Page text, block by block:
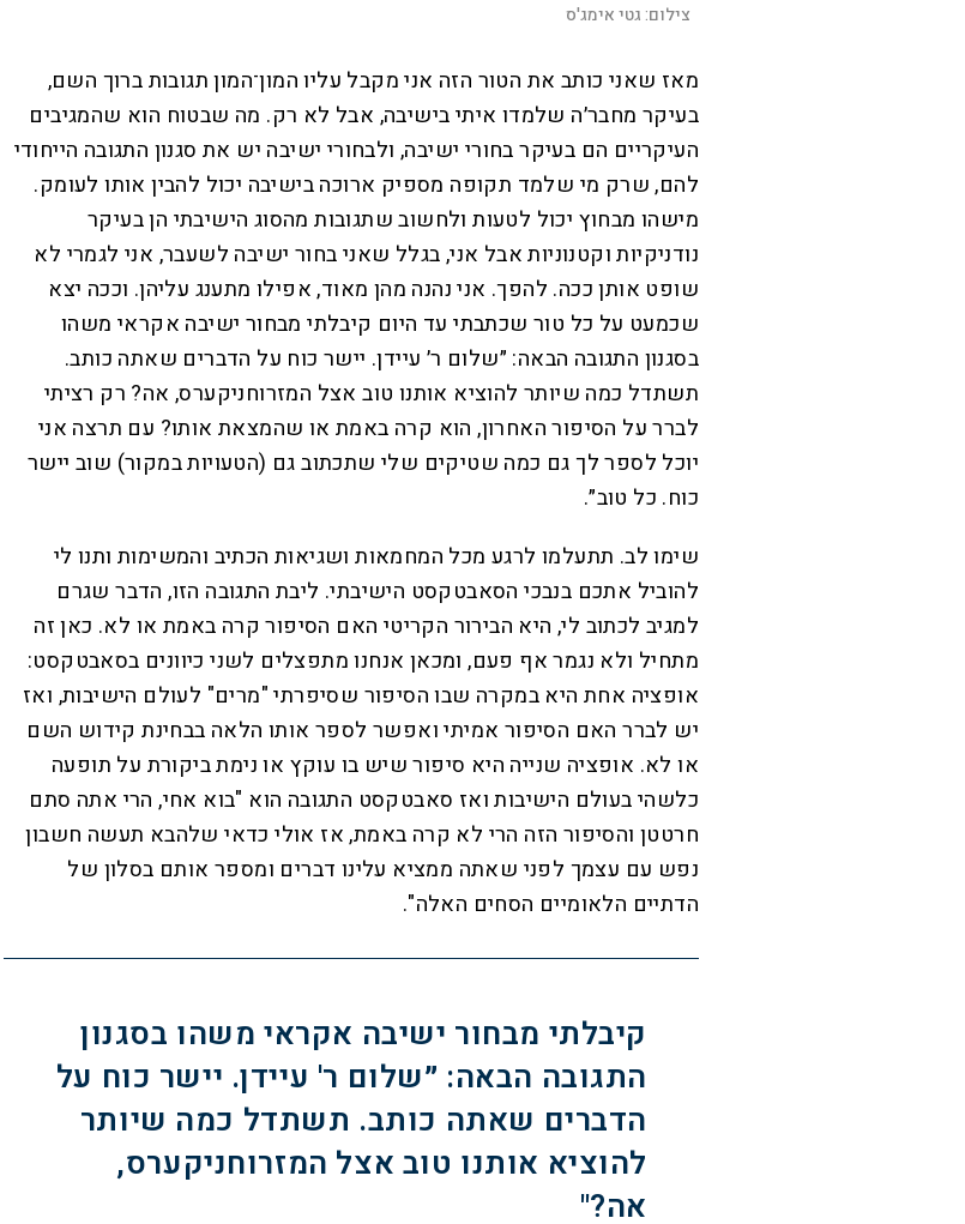
צילום:גטי אימג'ס
מאז שאני כותב את הטור הזה אני מקבל עליו המון־המון תגובות ברוך השם,
בעיקר מחבר׳ה שלמדו איתי בישיבה, אבל לא רק. מה שבטוח הוא שהמגיבים
העיקריים הם בעיקר בחורי ישיבה, ולבחורי ישיבה יש את סגנון התגובה הייחודי
להם, שרק מי שלמד תקופה מספיק ארוכה בישיבה יכול להבין אותו לעומק.
מישהו מבחוץ יכול לטעות ולחשוב שתגובות מהסוג הישיבתי הן בעיקר
נודניקיות וקטנוניות אבל אני, בגלל שאני בחור ישיבה לשעבר, אני לגמרי לא
שופט אותן ככה. להפך. אני נהנה מהן מאוד, אפילו מתענג עליהן. וככה יצא
שכמעט על כל טור שכתבתי עד היום קיבלתי מבחור ישיבה אקראי משהו
בסגנון התגובה הבאה: ״שלום ר׳ עיידן. יישר כוח על הדברים שאתה כותב.
תשתדל כמה שיותר להוציא אותנו טוב אצל המזרוחניקערס, אה? רק רציתי
לברר על הסיפור האחרון, הוא קרה באמת או שהמצאת אותו? עם תרצה אני
יוכל לספר לך גם כמה שטיקים שלי שתכתוב גם (הטעויות במקור) שוב יישר
כוח. כל טוב״.
שימו לב. תתעלמו לרגע מכל המחמאות ושגיאות הכתיב והמשימות ותנו לי
להוביל אתכם בנבכי הסאבטקסט הישיבתי. ליבת התגובה הזו, הדבר שגרם
למגיב לכתוב לי, היא הבירור הקריטי האם הסיפור קרה באמת או לא. כאן זה
מתחיל ולא נגמר אף פעם, ומכאן אנחנו מתפצלים לשני כיוונים בסאבטקסט:
אופציה אחת היא במקרה שבו הסיפור שסיפרתי "מרים" לעולם הישיבות, ואז
יש לברר האם הסיפור אמיתי ואפשר לספר אותו הלאה בבחינת קידוש השם
או לא. אופציה שנייה היא סיפור שיש בו עוקץ או נימת ביקורת על תופעה
כלשהי בעולם הישיבות ואז סאבטקסט התגובה הוא "בוא אחי, הרי אתה סתם
חרטטן והסיפור הזה הרי לא קרה באמת, אז אולי כדאי שלהבא תעשה חשבון
נפש עם עצמך לפני שאתה ממציא עלינו דברים ומספר אותם בסלון של
הדתיים הלאומיים הסחים האלה".
קיבלתי מבחור ישיבה אקראי משהו בסגנון
התגובה הבאה: ״שלום ר' עיידן. יישר כוח על
הדברים שאתה כותב. תשתדל כמה שיותר
להוציא אותנו טוב אצל המזרוחניקערס,
אה?"